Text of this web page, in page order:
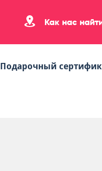
Как нас
Подарочный